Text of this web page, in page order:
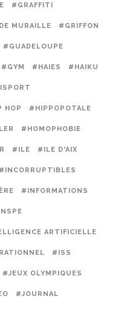
#GRAFFITI
MURAILLE #GRIFFON
#GUADELOUPE
#GYM #HAIES #HAIKU
HOP #HIPPOPOTALE
#HOMOPHOBIE
#ILE #ILE D'AIX
#INCORRUPTIBLES
#INFORMATIONS
ARTIFICIELLE
#ISS
#JEUX OLYMPIQUES
#JOURNAL